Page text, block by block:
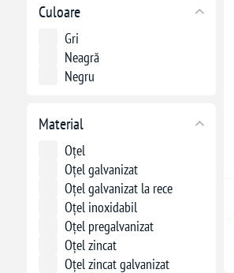
Culoare
Gri
Neagră
Negru
Material
Oțel
Oțel galvanizat
Oțel galvanizat la rece
Oțel inoxidabil
Oțel pregalvanizat
Oțel zincat
Oțel zincat galvanizat